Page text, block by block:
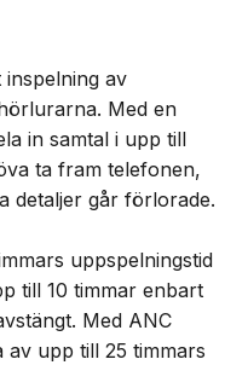
inspelning av
Med en
in samtal i upp till
ta fram telefonen,
detaljer går förlorade.
uppspelningstid
till 10 timmar enbart
Med ANC
upp till 25 timmars